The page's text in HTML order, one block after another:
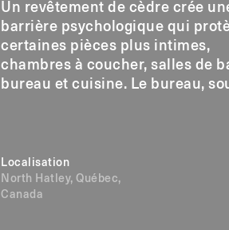
Un revêtement de cèdre crée
barrière psychologique qui
certaines pièces plus intimes,
chambres à coucher, salles de
bureau et cuisine. Le bureau,
Localisation
North Hatley, Québec,
Canada